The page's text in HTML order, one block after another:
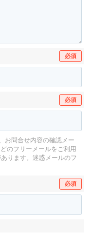
必須
必須
お問合せ内容の確認メー
のフリーメールをご利用
ります。 迷惑メールのフ
必須